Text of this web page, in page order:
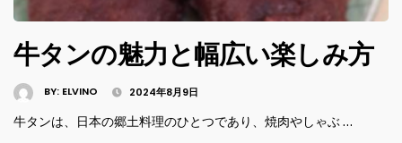
牛タンの魅力と幅広い楽しみ方
BY: ELVINO 2024年8月9日
牛タンは、日本の郷土料理のひとつであり、焼肉やしゃぶ …